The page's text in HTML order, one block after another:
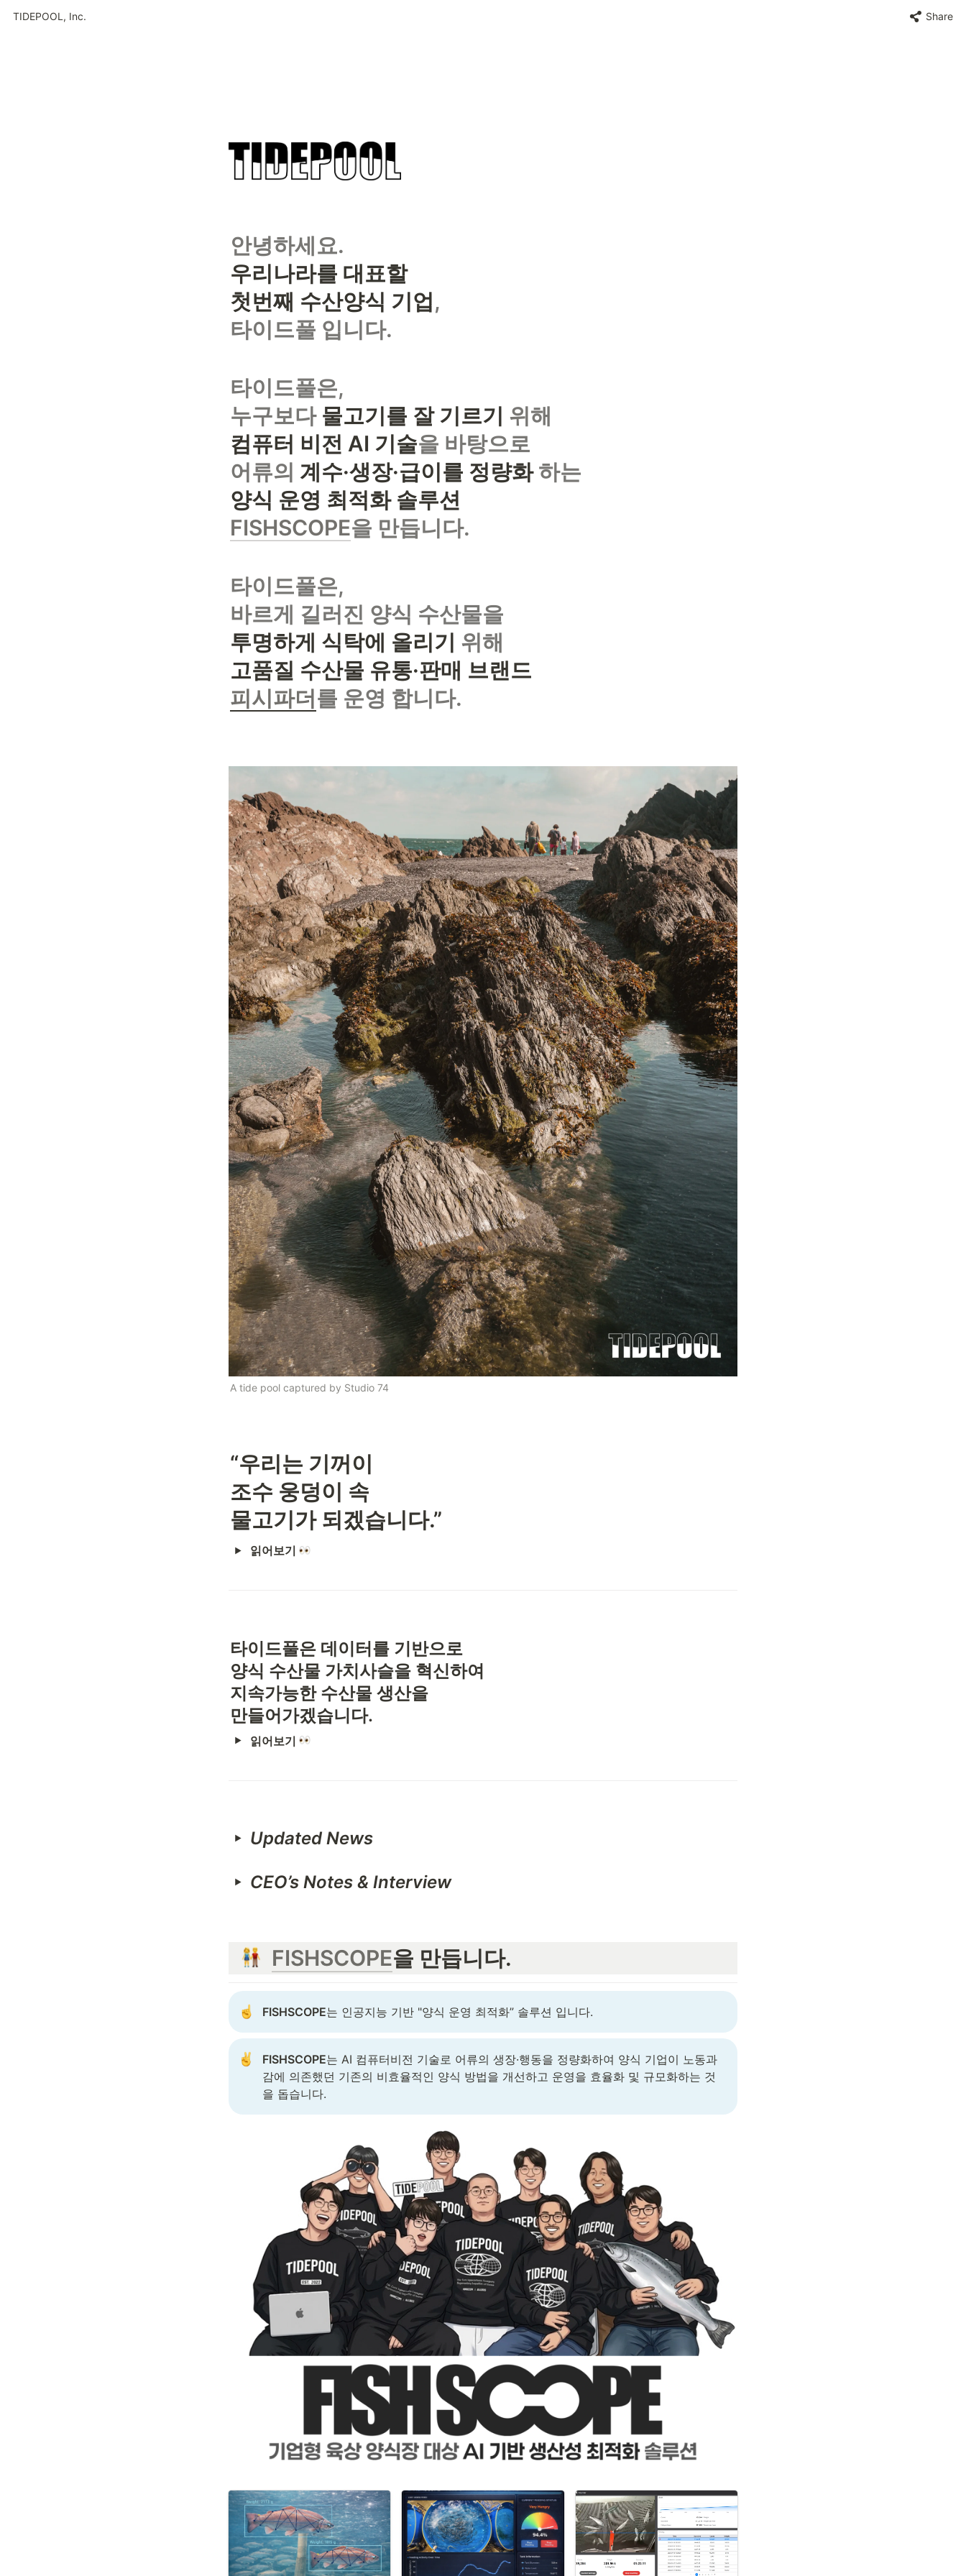
TIDEPOOL, Inc. Share
안녕하세요.
우리나라를 대표할
첫번째 수산양식 기업,
타이드풀 입니다.
타이드풀은,
누구보다 물고기를 잘 기르기
컴퓨터 비전 AI 기술을 바탕으로
어류의 계수·생장·급이를 정량화
양식 운영 최적화 솔
FISHSCOPE을 만듭니다.
타이드풀은,
투명하게 식탁에 올리기
고품질 수산물 유통·판매 브랜드
피시파더를 운영 합니다.
A tide pool captured by Studio 74
“우리는 기꺼이
조수 웅덩이 속
물고기가 되겠습니다.”
읽어보기
타이드풀은 데이터를 기반으로
양식 수산물 가치사슬을 혁신하여
지속가능한 수산물 생산을
만들어가겠습니다.
읽어보기
Updated News
CEO’s Notes & Interview
FISHSCOPE을 만듭니다.
FISHSCOPE는 인공지능 기반 "양식 운영 최적화” 솔루션 입니다.
FISHSCOPE는 AI 컴퓨터비전 기술로 어류의 생장·행동을 정량화하여 양식 기업이 노동과
감에 의존했던 기존의 비효율적인 양식 방법을 개선하고 운영을 효율화 및 규모화하는 것
을 돕습니다.